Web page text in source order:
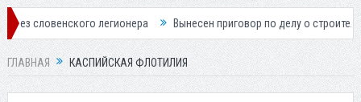
легионера Вынесен приговор по делу о строительстве
ГЛАВНАЯ КАСПИЙСКАЯ ФЛОТИЛИЯ